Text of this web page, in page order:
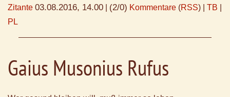
Zitante 03.08.2016, 14.00 (2/0) Kommentare (RSS) | TB
PL
Gaius Musonius Rufus